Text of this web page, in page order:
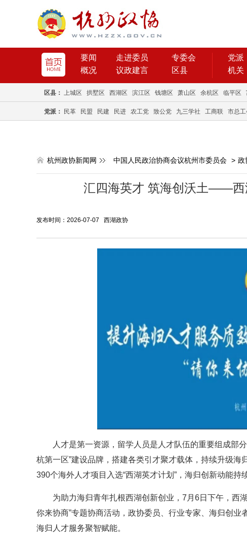
要闻 走进委员
专委会
概况
议政建言 区县
党派
机关
区县： 上城区 拱墅区 西湖区 滨江区 钱塘区 萧山区 余杭区 临平区
党派： 民革 民盟 民建 民进 农工党 致公党 九三学社 工商联 市总
杭州政协新闻网 中国人民政治协商会议杭州市委员会 > 政
汇四海英才 筑海创沃土——西
发布时间：2026-07-07 西湖政协
人才是第一资源，留学人员是人才队伍的重要组成部
杭第一区”建设品牌，搭建各类引才聚才载体，持续升级
390个海外人才项目入选“西湖英才计划”，海归创新动能持
为助力海归青年扎根西湖创新创业，7月6日下午，西
你来协商”专题协商活动，政协委员、行业专家、海归创
海归人才服务聚智赋能。